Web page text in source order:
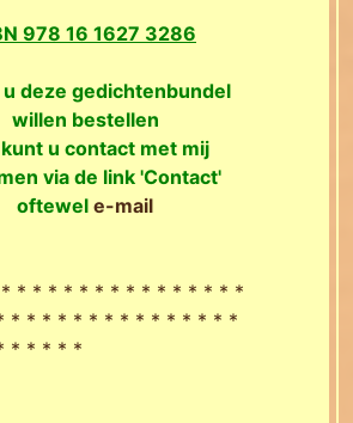
978 16 1627 3286
deze gedichtenbundel
willen bestellen
u contact met mij
via de link 'Contact'
oftewel e-mail
* * * * * * * * * * * * * * *
* * * * * * * * * * * * * * *
* * * * *